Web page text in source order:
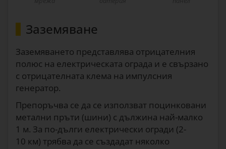
Заземяване
Заземяването представлява отрицателния
полюс на електрическата ограда и е свързано
с отрицателната клема на импулсния
генератор.
Препоръчва се да се използват поцинковани
метални пръти (шини) с дължина най-малко
1 м. За по-дълги електрически огради (2-
10 км) трябва да се създадат няколко